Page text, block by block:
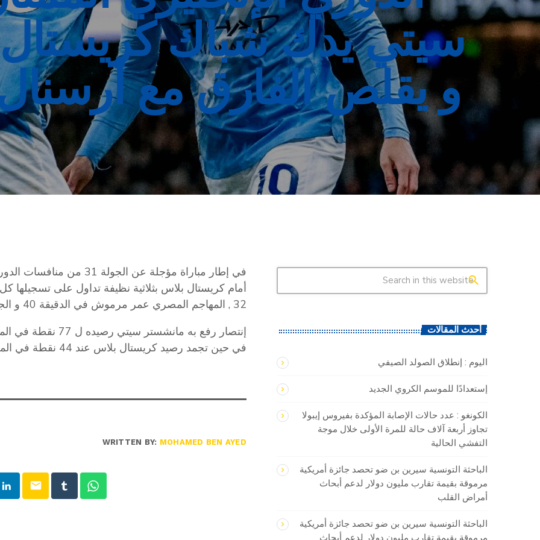
سيتي يدك شباك كريستال
و يقلص الفارق مع أرسنال إلى
في إطار مباراة مؤجلة عن
أمام كريستال بلاس بثلاثية نظيفة تداول على تسجيلها
32 , المهاجم المصري عمر مرموش في الدقيقة 40 و الجناح البرازيلي سافينيو في الدقيقة 84
في حين تجمد رصيد كريستال بلاس عند 44 نقطة في المركز 15
WRITTEN BY: MOHAMED BEN AYED
email
search
أحدث المقالات
اليوم : إنطلاق الصولد الصيفي
إستعدادًا للموسم الكروي الجديد
الكونغو : ​عدد حالات الإصابة المؤكدة بفيروس إيبولا
تجاوز ‌أربعة آلاف ‌حالة للمرة الأولى ‌خلال موجة
التفشي الحالية
الباحثة التونسية سيرين بن ضو تحصد جائزة أمريكية
مرموقة بقيمة تقارب مليون دولار لدعم أبحاث
أمراض القلب
الباحثة التونسية سيرين بن ضو تحصد جائزة أمريكية